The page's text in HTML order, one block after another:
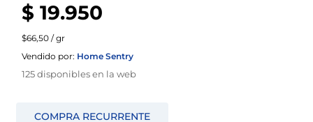
$ 19.950
$66,50 / gr
Vendido por: Home Sentry
125disponibles en la web